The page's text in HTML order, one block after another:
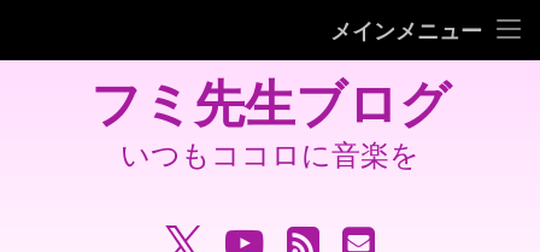
メインメニュー
旧 フミ先生ブログ
旧 フミピアノ教室ホームページ
フミ先生ブログ
いつもココロに音楽を
X.comYouTube
RSS メールアドレ